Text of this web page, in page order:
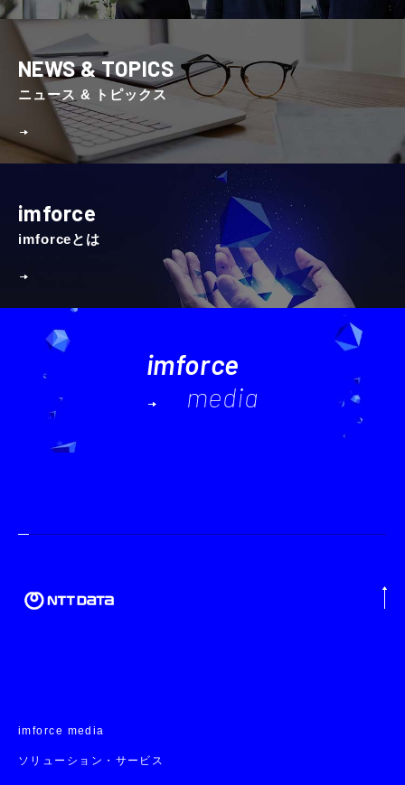
NEWS & TOPICS
ニュース & トピックス
imforce
imforceとは
imforce
media
imforce media
ソリューション・サービス